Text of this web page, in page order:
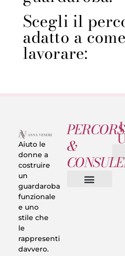
Scegli il
adatto a
lavorare:
Aiuto le
donne a
costruire
un
guardaroba
funzionale
e uno
stile che
le
rappresenti
davvero.
&